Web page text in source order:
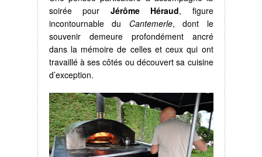
soirée pour Jérôme Héraud, figure
incontournable du Cantemerle, dont le
souvenir demeure profondément ancré
dans la mémoire de celles et ceux qui ont
travaillé à ses côtés ou découvert sa cuisine
d’exception.